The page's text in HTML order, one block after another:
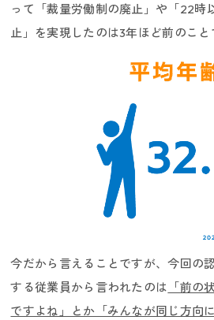
って「裁量労働制の廃止」や「22時
止」を実現したのは3年ほど前のこと
今だから言えることですが、今回の
する従業員から言われたのは 「前の
ですよね」とか「みんなが同じ方向